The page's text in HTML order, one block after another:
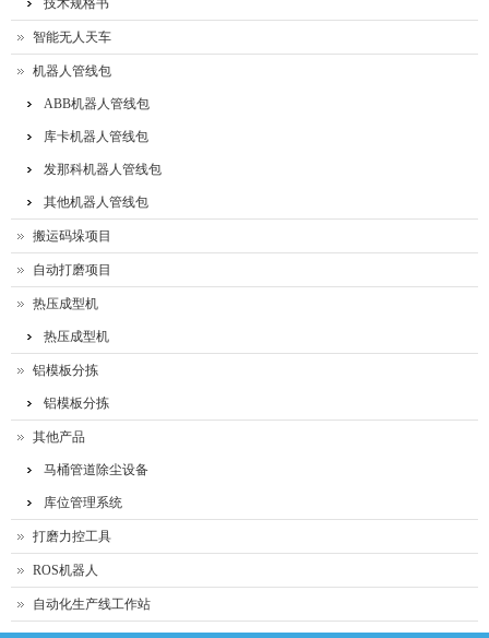
技术规格书
智能无人天车
机器人管线包
ABB机器人管线包
库卡机器人管线包
发那科机器人管线包
其他机器人管线包
搬运码垛项目
自动打磨项目
热压成型机
热压成型机
铝模板分拣
铝模板分拣
其他产品
马桶管道除尘设备
库位管理系统
打磨力控工具
ROS机器人
自动化生产线工作站